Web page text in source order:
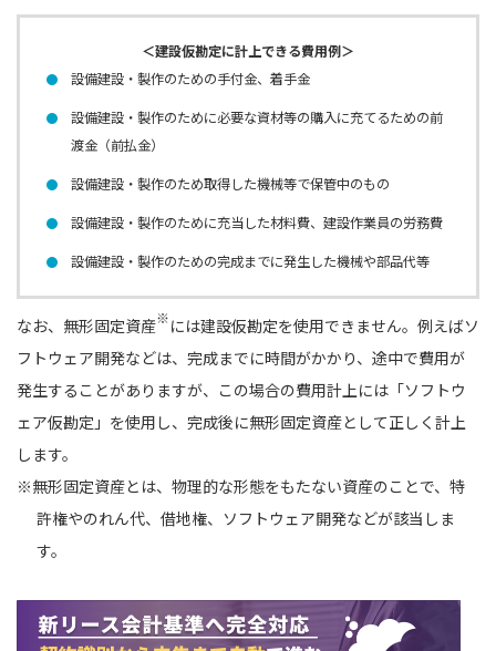
＜建設仮勘定に計上できる費用例＞
設備建設・製作のための手付金、着手金
設備建設・製作のために必要な資材等の購入に充てるための前
渡金（前払金）
設備建設・製作のため取得した機械等で保管中のもの
設備建設・製作のために充当した材料費、建設作業員の労務費
設備建設・製作のための完成までに発生した機械や部品代等
なお、無形固定資産※には建設仮勘定を使⽤できません。例えばソ
フトウェア開発などは、完成までに時間がかかり、途中で費用が
発生することがありますが、この場合の費用計上には「ソフトウ
ェア仮勘定」を使用し、完成後に無形固定資産として正しく計上
します。
※無形固定資産とは、物理的な形態をもたない資産のことで、特
許権やのれん代、借地権、ソフトウェア開発などが該当しま
す。